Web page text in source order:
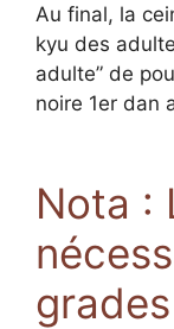
Au final, la
kyu des
adulte” de
noire 1er dan
Nota :
grades